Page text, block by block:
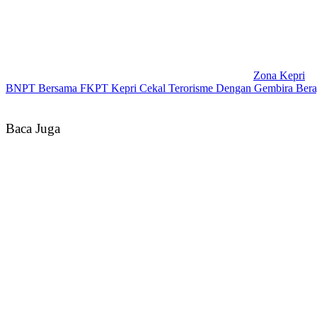
Zona Kepri
BNPT Bersama FKPT Kepri Cekal Terorisme Dengan Gembira
Baca Juga